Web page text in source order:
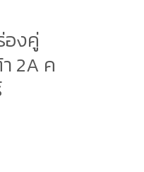
องคู่
2A ค